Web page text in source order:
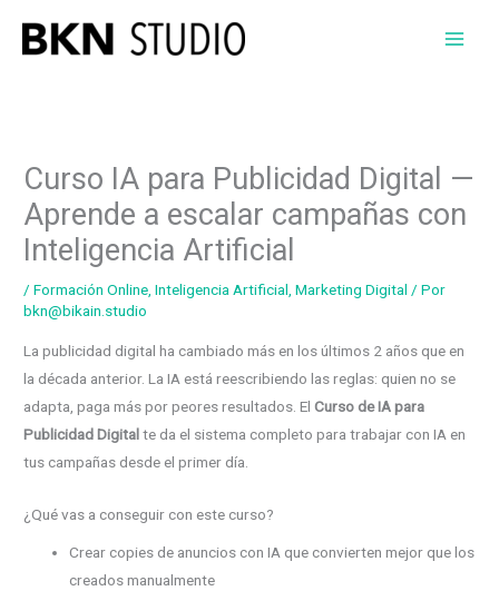
Curso IA para Publicidad Digital —
Aprende a escalar campañas con
Inteligencia Artificial
/Formación Online,Inteligencia Artificial,Marketing Digital / Por
bkn@bikain.studio
La publicidad digital ha cambiado más en los últimos 2 años que en
la década anterior. La IA está reescribiendo las reglas: quien no se
adapta, paga más por peores resultados. ElCurso de IA para
Publicidad Digitalte da el sistema completo para trabajar con IA en
tus campañas desde el primer día.
¿Qué vas a conseguir con este curso?
Crear copies de anuncios con IA que convierten mejor que los
creados manualmente